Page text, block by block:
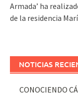
Armada’ ha
de la residencia
NOTICIAS
CONOCIENDO